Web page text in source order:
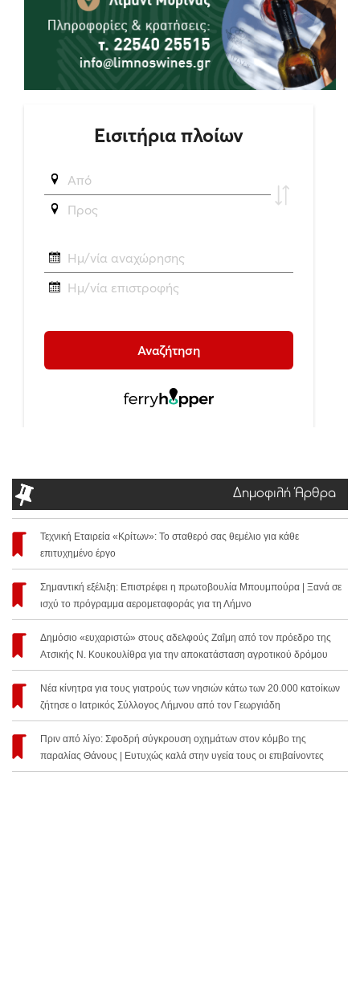
Δημοφιλή Άρθρα
Τεχνική Εταιρεία «Κρίτων»: Το σταθερό σας θεμέλιο για κάθε
επιτυχημένο έργο
Σημαντική εξέλιξη: Επιστρέφει η πρωτοβουλία Μπουμπούρα | Ξανά σε
ισχύ το πρόγραμμα αερομεταφοράς για τη Λήμνο
Δημόσιο «ευχαριστώ» στους αδελφούς Ζαΐμη από τον πρόεδρο της
Ατσικής Ν. Κουκουλίθρα για την αποκατάσταση αγροτικού δρόμου
Νέα κίνητρα για τους γιατρούς των νησιών κάτω των 20.000 κατοίκων
ζήτησε ο Ιατρικός Σύλλογος Λήμνου από τον Γεωργιάδη
Πριν από λίγο: Σφοδρή σύγκρουση οχημάτων στον κόμβο της
παραλίας Θάνους | Ευτυχώς καλά στην υγεία τους οι επιβαίνοντες